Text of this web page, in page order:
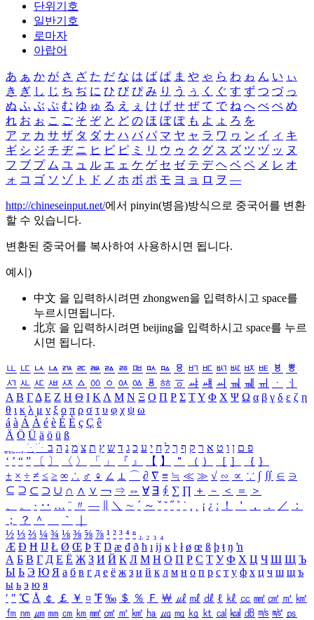
단위기호
일반기호
로마자
아랍어
あ ぁ か が さ ざ た だ な は ば ぱ ま や ゃ ら わ ゎ ん い ぃ
き ぎ し じ ち ぢ に ひ び ぴ み り う ぅ く ぐ す ず つ づ っ
ぬ ふ ぶ ぷ む ゆ ゅ る え ぇ け げ せ ぜ て で ね へ べ ぺ め
れ お ぉ こ ご そ ぞ と ど の ほ ぼ ぽ も よ ょ ろ を
ア ァ カ サ ザ タ ダ ナ ハ バ パ マ ヤ ャ ラ ワ ヮ ン イ ィ キ
ギ シ ジ チ ヂ ニ ヒ ビ ピ ミ リ ウ ゥ ク グ ス ズ ツ ヅ ッ ヌ
フ ブ プ ム ユ ュ ル エ ェ ケ ゲ セ ゼ テ デ ヘ ベ ペ メ レ オ
ォ コ ゴ ソ ゾ ト ド ノ ホ ボ ポ モ ヨ ョ ロ ヲ ―
http://chineseinput.net/에서 pinyin(병음)방식으로 중국어를 변환
할 수 있습니다.
변환된 중국어를 복사하여 사용하시면 됩니다.
예시)
中文 을 입력하시려면 zhongwen을 입력하시고 space를
누르시면됩니다.
北京 을 입력하시려면 beijing을 입력하시고 space를 누르
시면 됩니다.
ㅥ ㅦ ㅧ ㅨ ㅩ ㅪ ㅫ ㅬ ㅭ ㅮ ㅯ ㅰ ㅱ ㅲ ㅳ ㅴ ㅵ ㅶ ㅷ ㅸ
ㅹ
ㅺ ㅻ ㅼ ㅽ ㅾ ㅿ ㆀ ㆁ ㆂ ㆃ ㆄ ㆅ ㆆ ㆇ ㆈ ㆉ ㆊ ㆋ ㆌ ㆍ
ㆎ
Α Β ΓΔ Ε Ζ Η Θ Ι ΚΛ Μ Ν Ξ Ο Π Ρ Σ ΤΥ Φ Χ Ψ Ω α β γ δ ε ζ η
θ ι κ λ μ ν ξ ο π ρ σ τ υ φ χ ψ ω
á à Á À é è É È ç Ç ê
Ä Ö Ü ä ö ü ß
ִֶֹ ֻּ ׁׂ פ ם ן ו ט א ר ק ף ך ל ח י ע כ ג ד ש ץ ת צ מ נ ה ב
‘ ’ “ ” 〔 〕 〈 〉 「 」 『 』 【 】 ＂ （ ） ［ ］ ｛ ｝
± × ÷ ≠ ≤ ≥ ∞ ∴ ♂ ♀ ∠ ⊥ ⌒ ∂ ∇ ≡ ≒ ≪ ≫ √ ∽ ∝ ∵ ∫ ∬ ∈ ∋
⊆ ⊇ ⊂ ⊃ ∪ ∩ ∧ ∨ ￢ ⇒ ⇔ ∀ ∃ ∮ ∑ ∏ ＋ － ＜ ＝
＞
、
。 · ‥ … ¨ 〃 ― ＼ ∼ ´ ～ ˇ ˘ ˝ ˚ ˙ ¸ ¡ ¿ ː ！ ＇ ， ． ／
：
；
？ ＾ ｀
½ ⅓ ⅔ ¼ ¾ ⅛ ⅜ ⅝ ⅞ ¹ ² ³ ⁴ ⁿ ₁ ₂ ₃ ₄
Æ Ð Ħ Ĳ Ł Ø Œ Þ Ŧ Ŋ æ đ ð ħ ı ĳ ĸ ŀ ł ø œ ß þ ŧ ŋ ŉ
А Б В Г Д Е Ё Ж З И Й К Л М Н О П Р С Т У Ф Х Ц Ч Ш Щ Ъ
Ы Ь Э Ю Я а б в г д е ё ж з и й к л м н о п р с т у ф х ц ч ш щ ъ
ы ь э ю я
′ ″ ℃ Å ￠ ￡ ￥ ¤ ℉ ‰ ＄ ％ Ｆ ￦ ㎕ ㎖ ㎗ ℓ ㎘ ㏄ ㎣ ㎤ ㎥ ㎦
㎙ ㎚ ㎛ ㎜ ㎝ ㎞ ㎟ ㎠ ㎡ ㎢ ㏊ ㎍ ㎎ ㎏ ㏏ ㎈ ㎉ ㏈ ㎧ ㎨ ㎰